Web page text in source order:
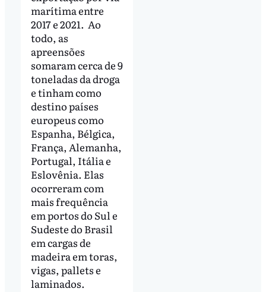
marítima entre
2017 e 2021. Ao
todo, as
apreensões
somaram cerca de 9
toneladas da droga
e tinham como
destino países
europeus como
Espanha, Bélgica,
França, Alemanha,
Portugal, Itália e
Eslovênia. Elas
ocorreram com
mais frequência
em portos do Sul e
Sudeste do Brasil
em cargas de
madeira em toras,
vigas, pallets e
laminados.